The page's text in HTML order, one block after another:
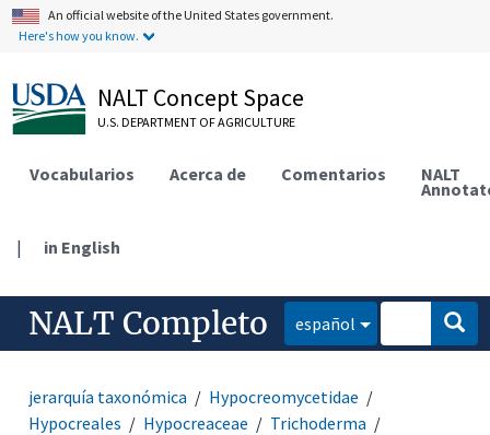
An official website of the United States government.
Here's how you know.
NALT Concept Space
U.S. DEPARTMENT OF AGRICULTURE
Vocabularios Acerca de Comentarios NALT
| in English
NALT Completo español
jerarquía taxonómica
Hypocreomycetidae
Hypocreales
Hypocreaceae
Trichoderma